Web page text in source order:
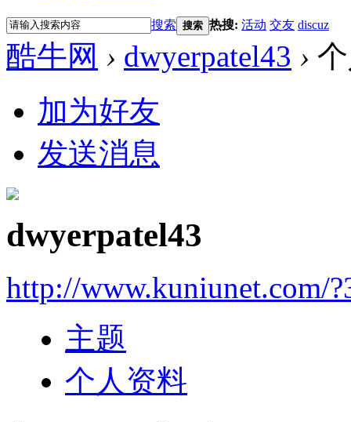
搜索 搜索 热搜: 活动 交友 discuz
酷牛网 › dwyerpatel43 ›
加为好友
发送消息
dwyerpatel43
http://www.kuniunet.com/
主题
个人资料